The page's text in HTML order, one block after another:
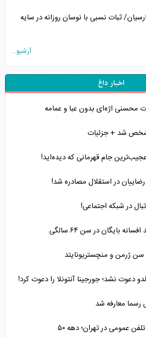
ثبات نسبی با نوسان روزانه در سایه
آرشیو...
اخبار داغ
محسنی اژه‌ای بدون عبا و عمامه
شد + جزئیات
جام قهرمانی که دیده‌اید!
در استقلال مصادره شد!
بایگان در سن ۶۴ سالگی
ژرمن و منچستریونایتد
دعوت نشد؛ جورجینا آنتونلا را دعوت کرد!
معارفه شد
عمومی در تهران؛ دهه ۵۰